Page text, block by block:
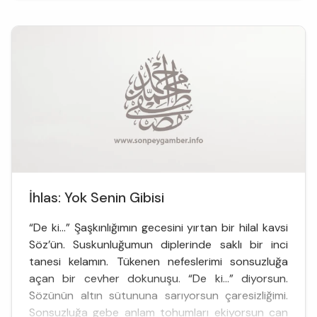
Üstünkörü. Tanışıp kaynaşa...
İhlas: Yok Senin Gibisi
“De ki…” Şaşkınlığımın gecesini yırtan bir hilal kavsi
Söz’ün. Suskunluğumun diplerinde saklı bir inci
tanesi kelamın. Tükenen nefeslerimi sonsuzluğa
açan bir cevher dokunuşu. “De ki…” diyorsun.
Sözünün altın sütununa sarıyorsun çaresizliğimi.
Sonsuzluğa gebe anlam tohumları ekiyorsun can